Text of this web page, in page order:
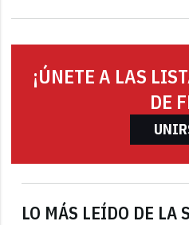
¡ÚNETE A LAS
DE
LO MÁS LEÍDO DE LA